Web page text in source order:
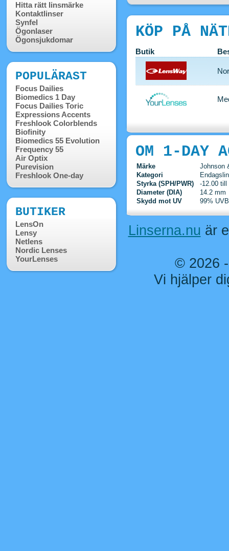
Hitta rätt linsmärke
Kontaktlinser
Synfel
Ögonlaser
Ögonsjukdomar
POPULÄRAST
Focus Dailies
Biomedics 1 Day
Focus Dailies Toric
Expressions Accents
Freshlook Colorblends
Biofinity
Biomedics 55 Evolution
Frequency 55
Air Optix
Purevision
Freshlook One-day
BUTIKER
LensOn
Lensy
Netlens
Nordic Lenses
YourLenses
KÖP PÅ
Butik
OM 1-DAY
Märke
Johnson
Kategori
Styrka (SPH/PWR)
-12.00 till
Diameter (DIA)
14.2 mm
Skydd mot UV
99%
Linserna.nu är
© 2026
Vi hjälper